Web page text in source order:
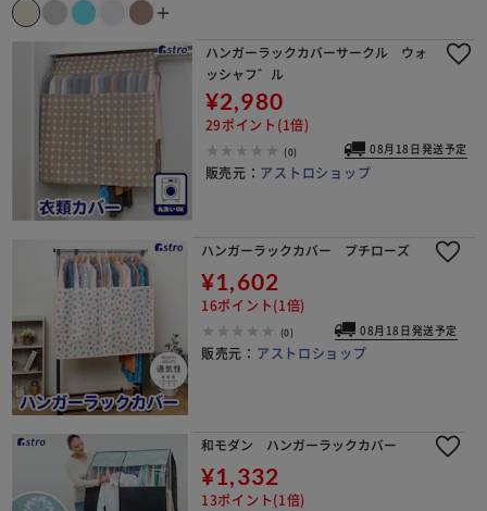
＋
ハンガーラックカバーサークル ウォ
ッシャフ゛ル
¥2,980
29ポイント(1倍)
(0) 08月18日発送予定
販売元： アストロショップ
ハンガーラックカバー プチローズ
¥1,602
16ポイント(1倍)
(0) 08月18日発送予定
販売元： アストロショップ
和モダン ハンガーラックカバー
¥1,332
13ポイント(1倍)